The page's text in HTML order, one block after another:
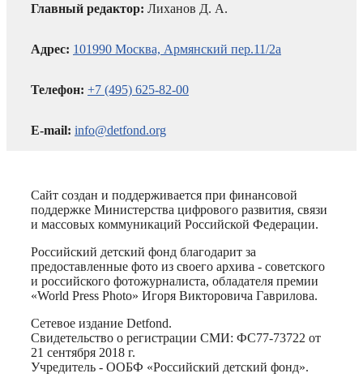
Главный редактор: Лиханов Д. А.
Адрес: 101990 Москва, Армянский пер.11/2а
Телефон: +7 (495) 625-82-00
E-mail: info@detfond.org
Сайт создан и поддерживается при финансовой
поддержке Министерства цифрового развития, связи
и массовых коммуникаций Российской Федерации.
Российский детский фонд благодарит за
предоставленные фото из своего архива - советского
и российского фотожурналиста, обладателя премии
«World Press Photo» Игоря Викторовича Гаврилова.
Сетевое издание Detfond.
Свидетельство о регистрации СМИ: ФС77-73722 от
21 сентября 2018 г.
Учредитель - ООБФ «Российский детский фонд».